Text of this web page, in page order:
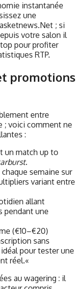
instantanée
une
; si
votre salon il
pour profiter
RTP.
promotions
entre
; voici comment ne
:
un match up to
.
semaine sur
variant entre
allant
pendant une
(€10–€20)
sans
pour tester une
réel.«
au wagering : il